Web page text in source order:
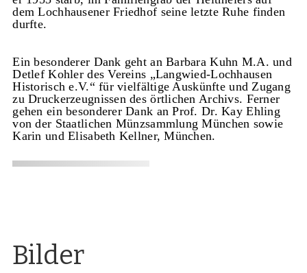
dem Lochhausener Friedhof seine letzte Ruhe finden
durfte.
Ein besonderer Dank geht an Barbara Kuhn M.A. und
Detlef Kohler des Vereins „Langwied-Lochhausen
Historisch e.V.“ für vielfältige Auskünfte und Zugang
zu Druckerzeugnissen des örtlichen Archivs. Ferner
gehen ein besonderer Dank an Prof. Dr. Kay Ehling
von der Staatlichen Münzsammlung München sowie
Karin und Elisabeth Kellner, München.
Bilder